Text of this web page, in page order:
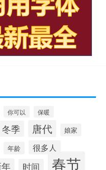
你可以 保暖
冬季 唐代 娘家
年龄 很多人
时间 春节